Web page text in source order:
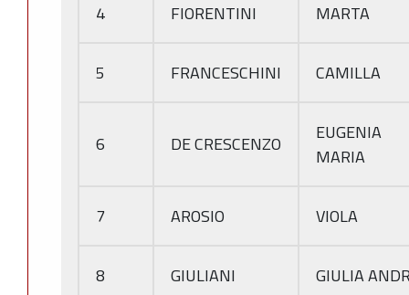
4 FIORENTINI MARTA
5 FRANCESCHINI CAMILLA
6 DE CRESCENZO
EUGENIA
MARIA
7 AROSIO VIOLA
8 GIULIANI GIULIA